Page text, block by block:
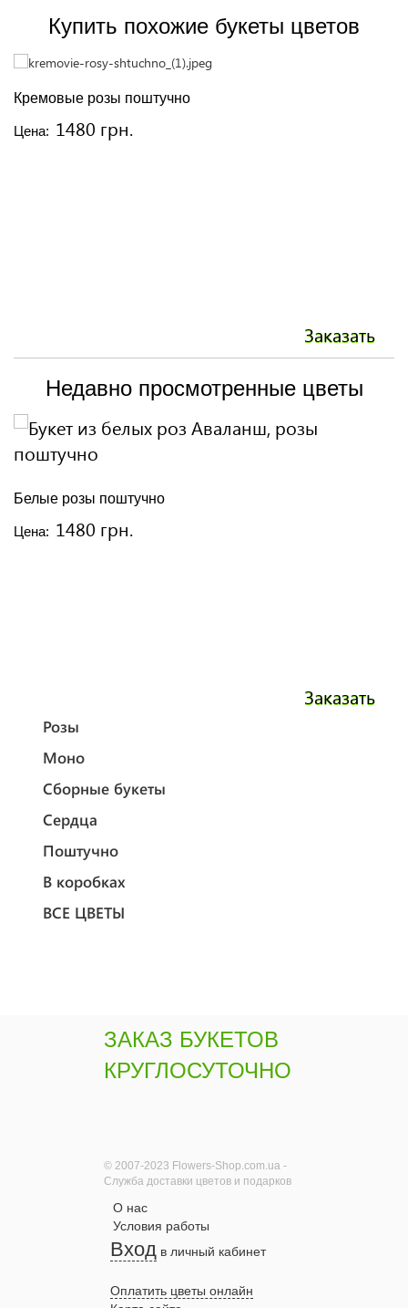
Купить похожие букеты цветов
Кремовые розы поштучно
Цена: 1480 грн.
Заказать
Недавно просмотренные цветы
Белые розы поштучно
Цена: 1480 грн.
Заказать
Розы
Моно
Сборные букеты
Сердца
Поштучно
В коробках
ВСЕ ЦВЕТЫ
ЗАКАЗ БУКЕТОВ
КРУГЛОСУТОЧНО
© 2007-2023 Flowers-Shop.com.ua -
Служба доставки цветов и подарков
О нас
Условия работы
Вход в личный кабинет
Оплатить цветы онлайн